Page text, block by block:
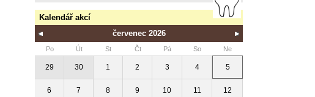
Kalendář akcí
červenec 2026
Po Út St Čt Pá So Ne
29 30 1 2 3 4 5
6 7 8 9 10 11 12